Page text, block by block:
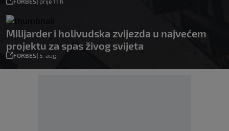
Milijarder i holivudska zvijezda u najvećem
projektu za spas živog svijeta
FORBES| 5. aug.